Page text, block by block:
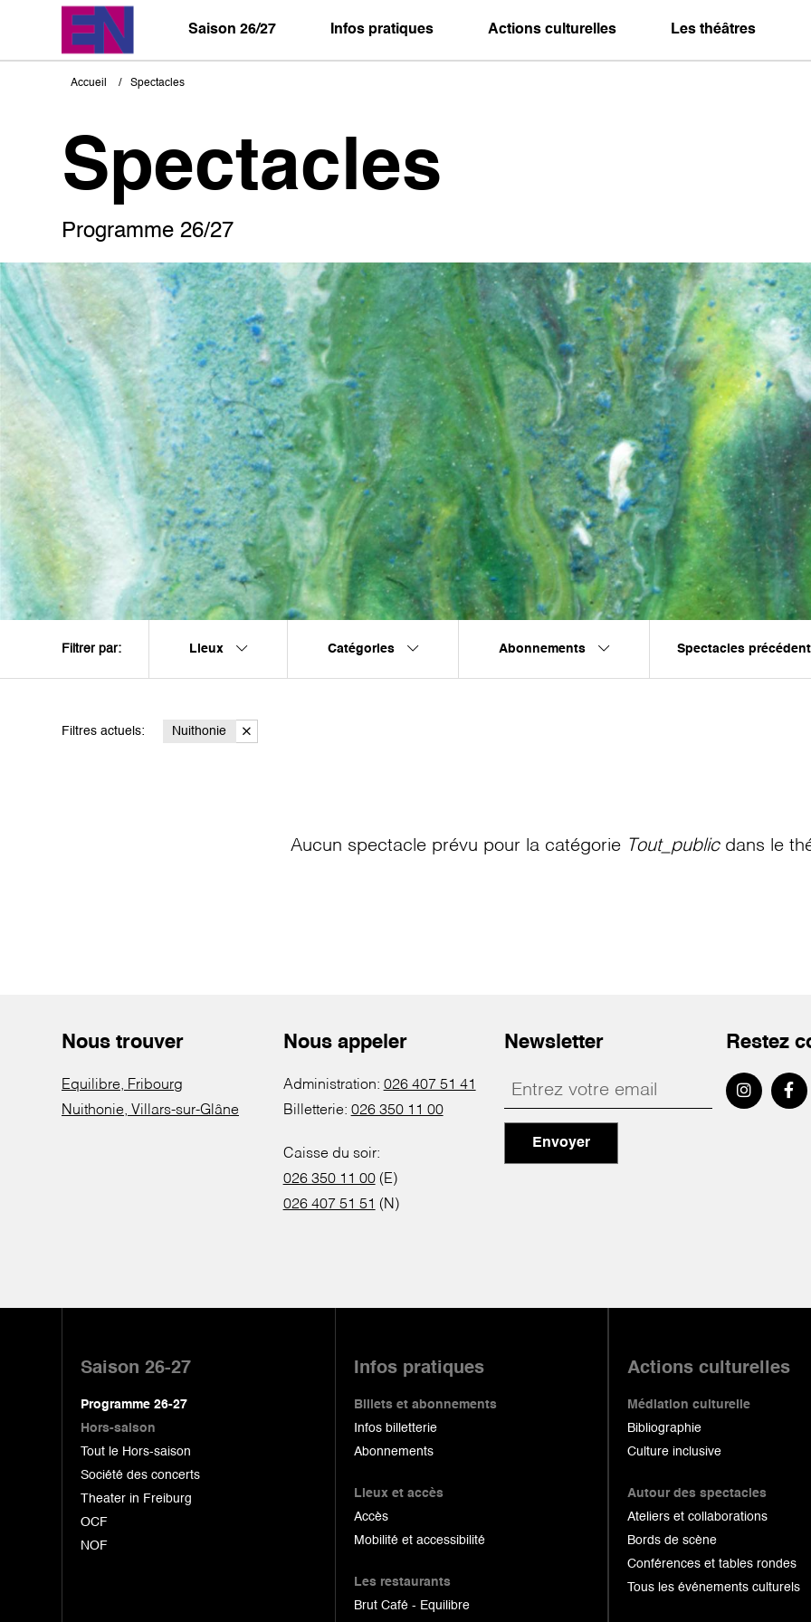
Saison 26/27 Infos pratiques Actions culturelles Les théâtres
Fil
Accueil Spectacles
Spectacles
Programme 26/27
Filtrer par: Lieux Catégories Abonnements Spectacles
Filtres actuels: Nuithonie
Aucun spectacle prévu pour la catégorie Tout_publicdans le
Nous trouver
Equilibre, Fribourg
Nuithonie, Villars-sur-Glâne
Nous appeler
Administration: 026 407 51 41
Billetterie: 026 350 11 00
Caisse du soir:
026 350 11 00(E)
026 407 51 51 (N)
Newsletter
Envoyer
Restez
Saison 26-27
Programme 26-27
Hors-saison
Tout le Hors-saison
Société des concerts
Theater in Freiburg
OCF
NOF
Infos pratiques
Billets et abonnements
Infos billetterie
Abonnements
Lieux et accès
Accès
Mobilité et accessibilité
Les restaurants
Brut Café - Equilibre
Actions culturelles
Médiation culturelle
Bibliographie
Culture inclusive
Autour des spectacles
Ateliers et collaborations
Bords de scène
Conférences et tables rondes
Tous les événements culturels